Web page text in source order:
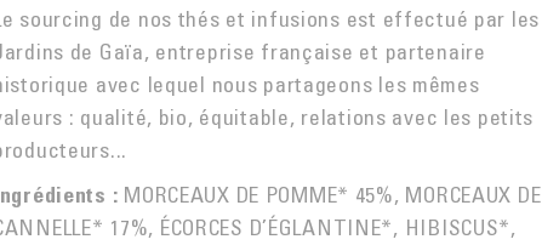
sourcing de nos thés et infusions est effectué par les
de Gaïa, entreprise française et partenaire
avec lequel nous partageons les mêmes
: qualité, bio, équitable, relations avec les petits
: MORCEAUX DE POMME* 45%, MORCEAUX DE
17%, ÉCORCES D’ÉGLANTINE*, HIBISCUS*,